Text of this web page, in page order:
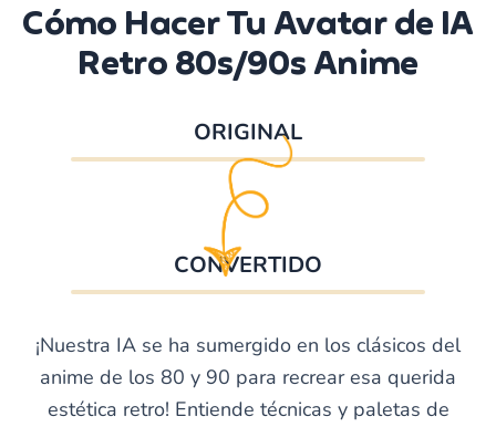
Cómo Hacer Tu Avatar de IA
Retro 80s/90s Anime
ORIGINAL
CONVERTIDO
¡Nuestra IA se ha sumergido en los clásicos del
anime de los 80 y 90 para recrear esa querida
estética retro! Entiende técnicas y paletas de